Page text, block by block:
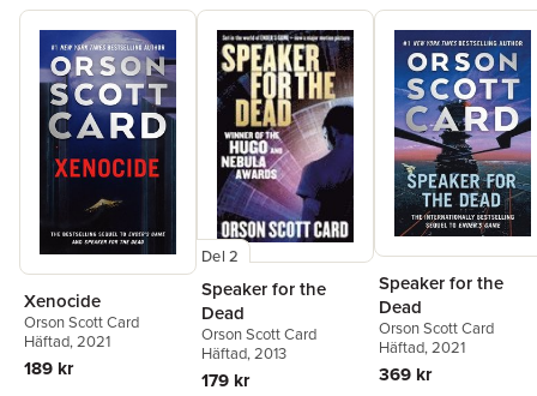
Xenocide
Orson Scott Card
Häftad, 2021
189 kr
Del 2
Speaker for the
Dead
Orson Scott Card
Häftad, 2013
179 kr
Speaker for the
Dead
Orson Scott Card
Häftad, 2021
369 kr